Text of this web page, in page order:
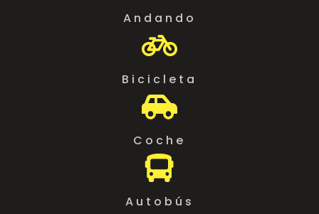
Andando

Bicicleta

Coche

Autobús